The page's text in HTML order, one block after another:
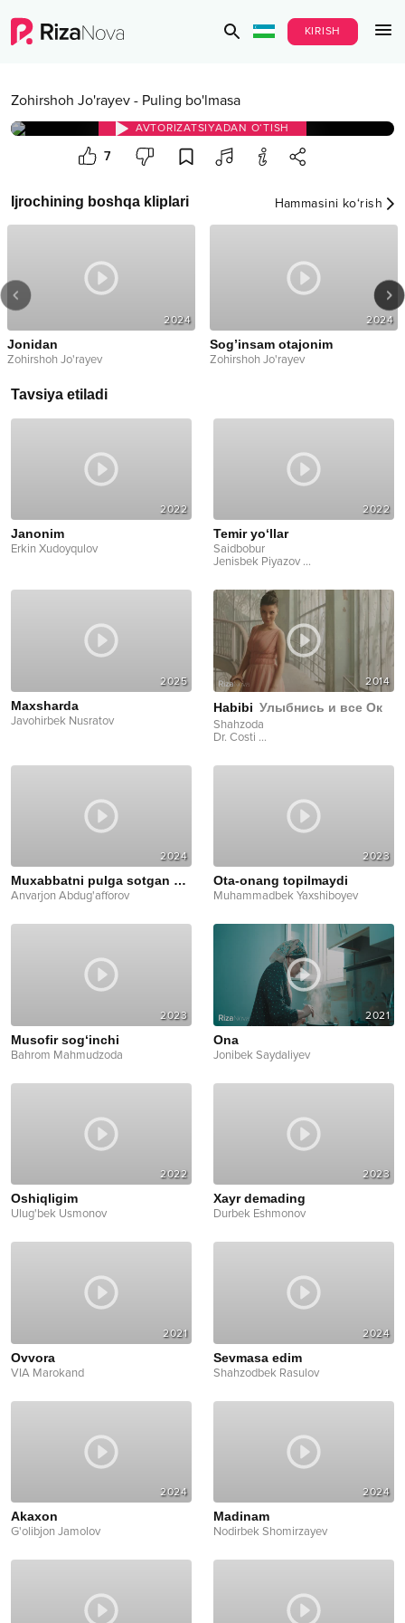
KIRISH
Zohirshoh Jo'rayev - Puling bo'lmasa
AVTORIZATSIYADAN O‘TISH
7
Ijrochining boshqa kliplari Hammasini ko‘rish
2024
Jonidan
Zohirshoh Jo'rayev
2024
Sog’insam otajonim
Zohirshoh Jo'rayev
Tavsiya etiladi
2022
Janonim
Erkin Xudoyqulov
2022
Temir yo‘llar
Saidbobur
Jenisbek Piyazov ...
2025
Maxsharda
Javohirbek Nusratov
2014
Habibi Улыбнись и все Ок
Shahzoda
Dr. Costi ...
2024
Muxabbatni pulga sotgan go'zallar
Anvarjon Abdug'afforov
2023
Ota-onang topilmaydi
Muhammadbek Yaxshiboyev
2023
Musofir sog‘inchi
Bahrom Mahmudzoda
2021
Ona
Jonibek Saydaliyev
2022
Oshiqligim
Ulug'bek Usmonov
2023
Xayr demading
Durbek Eshmonov
2021
Ovvora
VIA Marokand
2024
Sevmasa edim
Shahzodbek Rasulov
2024
Akaxon
G'olibjon Jamolov
2024
Madinam
Nodirbek Shomirzayev